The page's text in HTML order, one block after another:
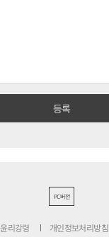
PC버전
윤리강령 개인정보처리방침